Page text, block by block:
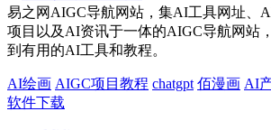
易之网AIGC导航网站，集AI工具网址、
项目以及AI资讯于一体的AIGC导航网站
到有用的AI工具和教程。
AI绘画 AIGC项目教程 chatgpt 佰漫画 AI
软件下载